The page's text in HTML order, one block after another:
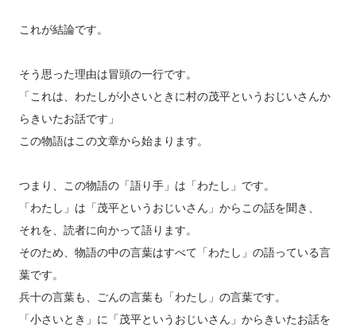
これが結論です。
そう思った理由は冒頭の一行です。
「これは、わたしが小さいときに村の茂平というおじいさんか
らきいたお話です」
この物語はこの文章から始まります。
つまり、この物語の「語り手」は「わたし」です。
「わたし」は「茂平というおじいさん」からこの話を聞き、
それを、読者に向かって語ります。
そのため、物語の中の言葉はすべて「わたし」の語っている言
葉です。
兵十の言葉も、ごんの言葉も「わたし」の言葉です。
「小さいとき」に「茂平というおじいさん」からきいたお話を